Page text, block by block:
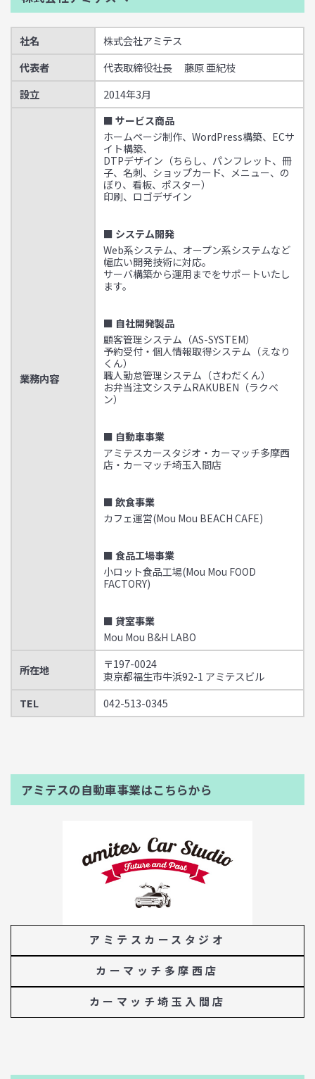
社名
株式会社アミテス
代表者
代表取締役社長 藤原 亜紀枝
設立
2014年3月
業務内容
■ サービス商品
ホームページ制作、WordPress構築、ECサ
イト構築、
DTPデザイン（ちらし、パンフレット、冊
子、名刺、ショップカード、メニュー、の
ぼり、看板、ポスター）
印刷、ロゴデザイン
■ システム開発
Web系システム、オープン系システムなど
幅広い開発技術に対応。
サーバ構築から運用までをサポートいたし
ます。
■ 自社開発製品
顧客管理システム（AS-SYSTEM）
予約受付・個人情報取得システム（えなり
くん）
職人勤怠管理システム（さわだくん）
お弁当注文システムRAKUBEN（ラクベ
ン）
■ 自動車事業
アミテスカースタジオ・カーマッチ多摩西
店・カーマッチ埼玉入間店
■ 飲食事業
カフェ運営(Mou Mou BEACH CAFE)
■ 食品工場事業
小ロット食品工場(Mou Mou FOOD
FACTORY)
■ 貸室事業
Mou Mou B&H LABO
所在地
〒197-0024
東京都福生市牛浜92-1 アミテスビル
TEL
042-513-0345
アミテスの自動車事業はこちらから
アミテスカースタジオ
カーマッチ多摩西店
カーマッチ埼玉入間店